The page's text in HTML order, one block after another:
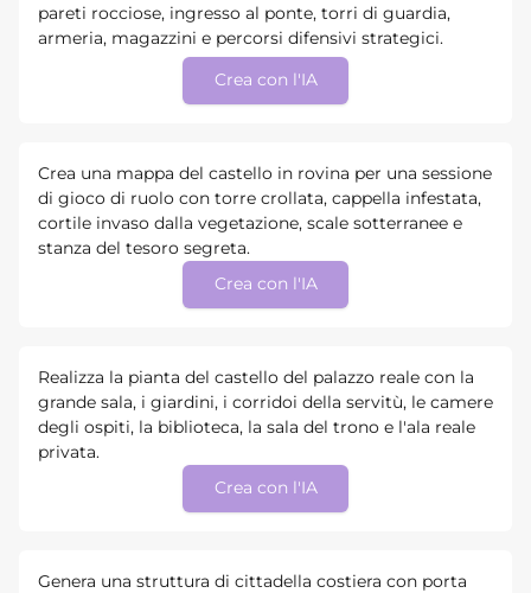
pareti rocciose, ingresso al ponte, torri di guardia,
armeria, magazzini e percorsi difensivi strategici.
Crea con l'IA
Crea una mappa del castello in rovina per una sessione
di gioco di ruolo con torre crollata, cappella infestata,
cortile invaso dalla vegetazione, scale sotterranee e
stanza del tesoro segreta.
Crea con l'IA
Realizza la pianta del castello del palazzo reale con la
grande sala, i giardini, i corridoi della servitù, le camere
degli ospiti, la biblioteca, la sala del trono e l'ala reale
privata.
Crea con l'IA
Genera una struttura di cittadella costiera con porta